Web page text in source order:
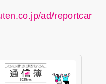
ad/reportcar